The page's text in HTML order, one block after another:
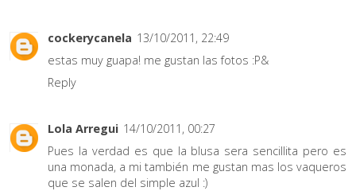
cockerycanela 13/10/2011, 22:49
estas muy guapa! me gustan las fotos :P&
Reply
Lola Arregui 14/10/2011, 00:27
Pues la verdad es que la blusa sera sencillita pero es
una monada, a mi también me gustan mas los vaqueros
que se salen del simple azul :)